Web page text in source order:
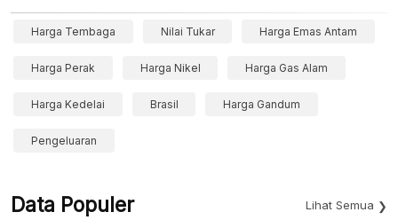
Harga Tembaga Nilai Tukar Harga Emas Antam
Harga Perak Harga Nikel Harga Gas Alam
Harga Kedelai Brasil Harga Gandum
Pengeluaran
Data Populer Lihat Semua